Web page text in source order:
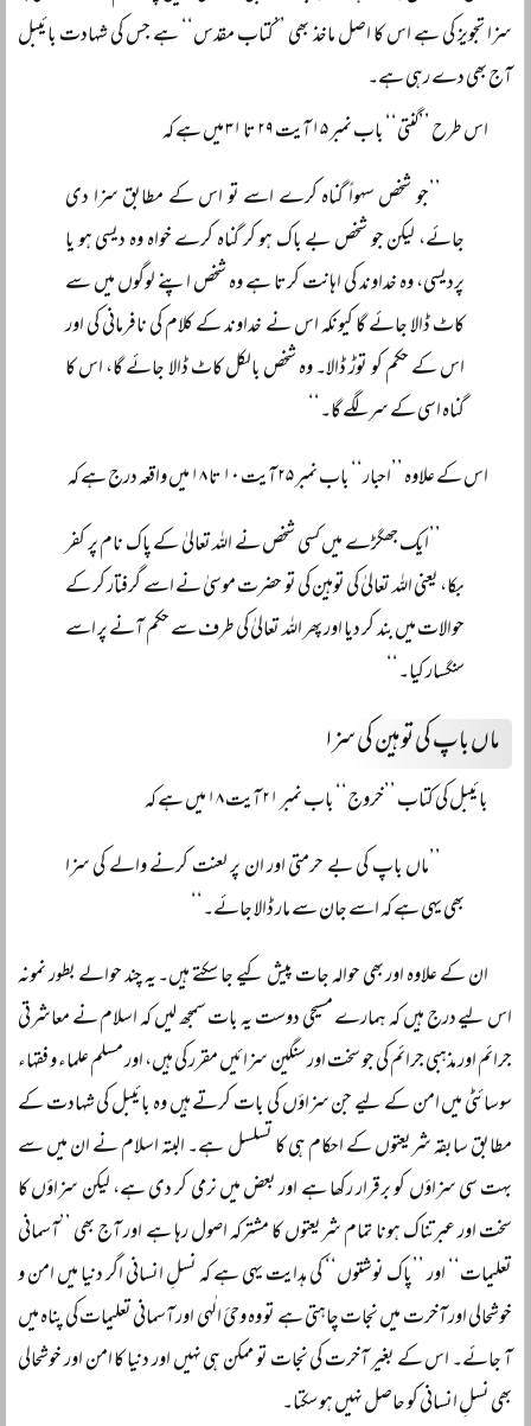
سزا تجویز کی ہے اس کا اصل ماخذ بھی ’’کتاب مقدس‘‘ ہے جس کی شہادت بائیبل
آج بھی دے رہی ہے۔
اس طرح ’’گنتی‘‘ باب نمبر ۱۵ آیت ۲۹ تا ۳۱ میں ہے کہ
’’جو شخص سہواً گناہ کرے اسے تو اس کے مطابق سزا دی
جائے، لیکن جو شخص بے باک ہو کر گناہ کرے خواہ وہ دیسی ہو یا
پردیسی، وہ خداوند کی اہانت کرتا ہے وہ شخص اپنے لوگوں میں سے
کاٹ ڈالا جائے گا کیونکہ اس نے خداوند کے کلام کی نافرمانی کی اور
اس کے حکم کو توڑ ڈالا۔ وہ شخص بالکل کاٹ ڈالا جائے گا، اس کا
گناہ اسی کے سر لگے گا۔‘‘
اس کے علاوہ ’’احبار‘‘ باب نمبر ۲۵ آیت ۱۰ تا ۱۸ میں واقعہ درج ہے کہ
’’ایک جھگڑے میں کسی شخص نے اللہ تعالیٰ کے پاک نام پر کفر
بکا، یعنی اللہ تعالیٰ کی توہین کی تو حضرت موسیٰ نے اسے گرفتار کر کے
حوالات میں بند کر دیا اور پھر اللہ تعالیٰ کی طرف سے حکم آنے پر اسے
سنگسار کیا۔‘‘
ماں باپ کی توہین کی سزا
بائیبل کی کتاب ’’خروج‘‘ باب نمبر ۲۱ آیت ۱۸ میں ہے کہ
’’ماں باپ کی بے حرمتی اور ان پر لعنت کرنے والے کی سزا
بھی یہی ہے کہ اسے جان سے مار ڈالا جائے۔‘‘
ان کے علاوہ اور بھی حوالہ جات پیش کیے جا سکتے ہیں۔ یہ چند حوالے بطور نمونہ
اس لیے درج ہیں کہ ہمارے مسیحی دوست یہ بات سمجھ لیں کہ اسلام نے معاشرتی
جرائم اور مذہبی جرائم کی جو سخت اور سنگین سزائیں مقرر کی ہیں، اور مسلم علماء و فقہاء
سوسائٹی میں امن کے لیے جن سزاؤں کی بات کرتے ہیں وہ بائیبل کی شہادت کے
مطابق سابقہ شریعتوں کے احکام ہی کا تسلسل ہے۔ البتہ اسلام نے ان میں سے
بہت سی سزاؤں کو برقرار رکھا ہے اور بعض میں نرمی کر دی ہے، لیکن سزاؤں کا
سخت اور عبرتناک ہونا تمام شریعتوں کا مشترکہ اصول رہا ہے اور آج بھی ’’آسمانی
تعلیمات‘‘ اور ’’پاک نوشتوں‘‘ کی ہدایت یہی ہے کہ نسلِ انسانی اگر دنیا میں امن و
خوشحالی اور آخرت میں نجات چاہتی ہے تو وہ وحئ الٰہی اور آسمانی تعلیمات کی پناہ میں
آ جائے۔ اس کے بغیر آخرت کی نجات تو ممکن ہی نہیں اور دنیا کا امن اور خوشحالی
بھی نسلِ انسانی کو حاصل نہیں ہو سکتا۔